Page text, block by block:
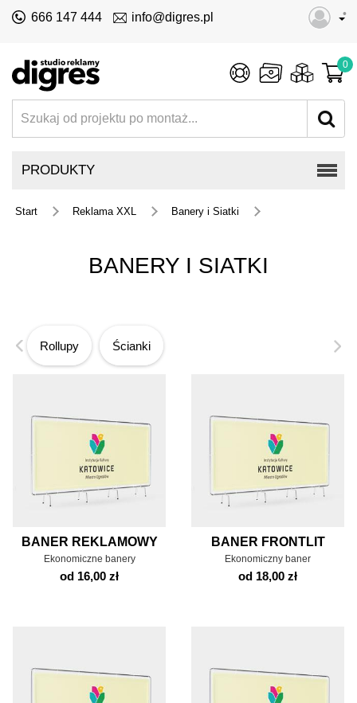
•
666 147 444 info@digres.pl
0
PRODUKTY
Start Reklama XXL Banery i Siatki
BANERY I SIATKI
Rollupy Ścianki
BANER REKLAMOWY
Ekonomiczne banery
od 16,00 zł
BANER FRONTLIT
Ekonomiczny baner
od 18,00 zł